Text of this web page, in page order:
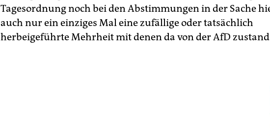
Tagesordnung noch bei den Abstimmungen in der Sache
auch nur ein einziges Mal eine zufällige oder tatsächlich
herbeigeführte Mehrheit mit denen da von der AfD